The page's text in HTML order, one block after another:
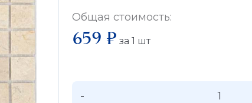
Общая стоимость:
659 ₽ за 1 шт
-